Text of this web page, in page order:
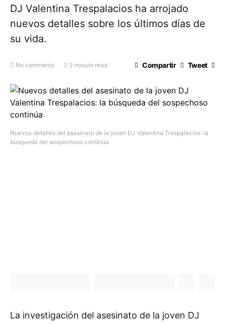
DJ Valentina Trespalacios ha arrojado
nuevos detalles sobre los últimos días de
su vida.
No comments 2 minute read Compartir Tweet
Nuevos detalles del asesinato de la joven DJ Valentina Trespalacios: la
búsqueda del sospechoso continúa
La investigación del asesinato de la joven DJ